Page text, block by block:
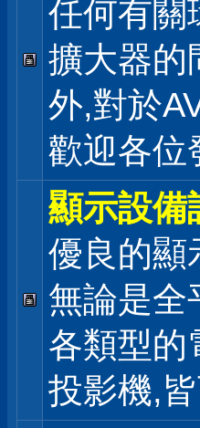
任何有關
擴大器的
外,對於
歡迎各位
顯示設備
優良的顯
無論是全
各類型的
投影機,